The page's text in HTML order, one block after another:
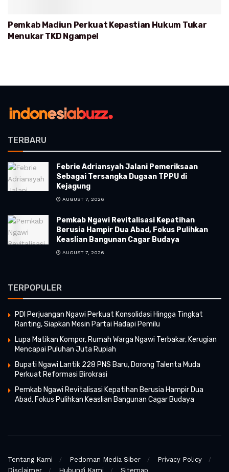
Pemkab Madiun Perkuat Kepastian Hukum Tukar
Menukar TKD Ngampel
TERBARU
Febrie Adriansyah Jalani Pemeriksaan
Sebagai Tersangka Dugaan TPPU di
Kejagung
AUGUST 7, 2026
Pemkab Ngawi Revitalisasi Kepatihan
Berusia Hampir Dua Abad, Fokus Pulihkan
Keaslian Bangunan Cagar Budaya
AUGUST 7, 2026
TERPOPULER
PDI Perjuangan Ngawi Perkuat Konsolidasi Hingga Tingkat
Ranting, Siapkan Mesin Partai Hadapi Pemilu
Lupa Matikan Kompor, Rumah Warga Ngawi Terbakar, Kerugian
Mencapai Puluhan Juta Rupiah
Bupati Ngawi Lantik 228 PNS Baru, Dorong Talenta Muda
Perkuat Reformasi Birokrasi
Pemkab Ngawi Revitalisasi Kepatihan Berusia Hampir Dua
Abad, Fokus Pulihkan Keaslian Bangunan Cagar Budaya
Tentang Kami Pedoman Media Siber
Privacy Policy
Disclaimer
Hubungi Kami Sitemap